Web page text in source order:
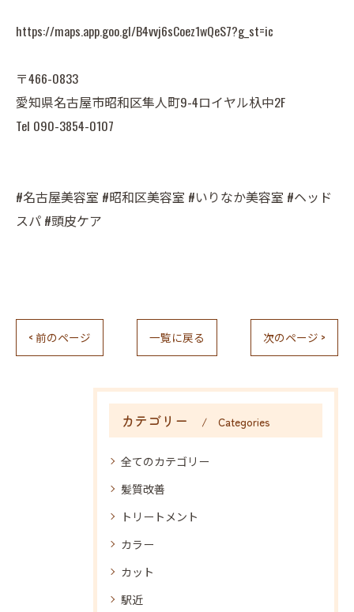
https://maps.app.goo.gl/B4vvj6sCoez1wQeS7?g_st=ic
〒466-0833
愛知県名古屋市昭和区隼人町9-4ロイヤル杁中2F
Tel 090-3854-0107
#名古屋美容室 #昭和区美容室 #いりなか美容室 #ヘッド
スパ #頭皮ケア
< 前のページ 一覧に戻る 次のページ >
カテゴリー Categories
全てのカテゴリー
髪質改善
トリートメント
カラー
カット
駅近